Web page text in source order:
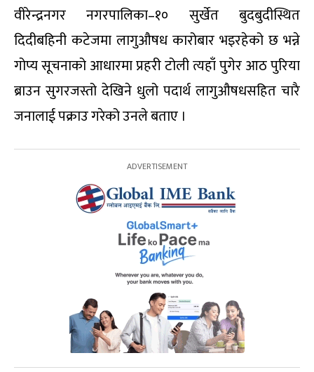
वीरेन्द्रनगर नगरपालिका–१० सुर्खेत बुदबुदीस्थित
दिदीबहिनी कटेजमा लागुऔषध कारोबार भइरहेको छ भन्ने
गोप्य सूचनाको आधारमा प्रहरी टोली त्यहाँ पुगेर आठ पुरिया
ब्राउन सुगरजस्तो देखिने धुलो पदार्थ लागुऔषधसहित चारै
जनालाई पक्राउ गरेको उनले बताए ।